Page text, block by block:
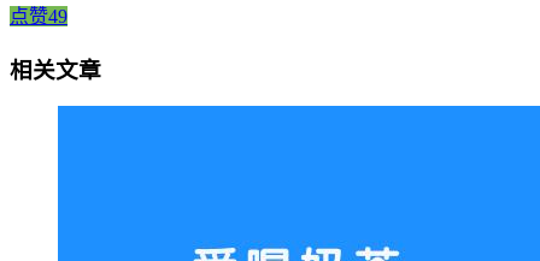
点赞49
相关文章